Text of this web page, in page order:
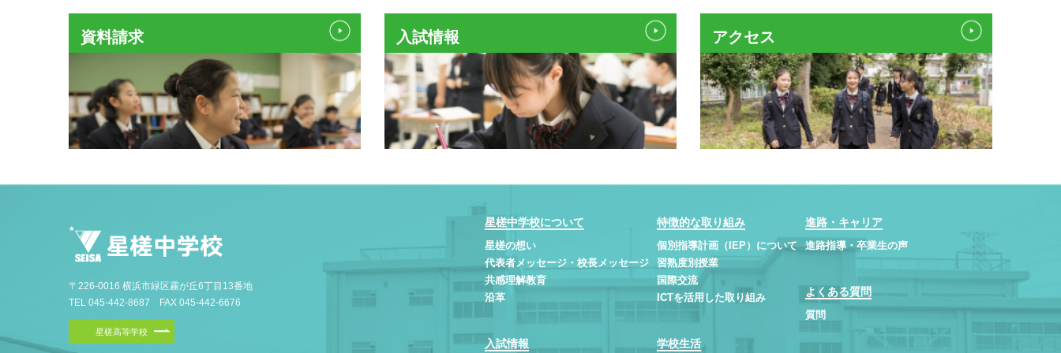
資料請求 入試情報 アクセス
〒226-0016 横浜市緑区霧が丘6丁目13番地
TEL 045-442-8687 FAX 045-442-6676
星槎高等学校
星槎中学校について
星槎の想い
代表者メッセージ・校長メッセージ
共感理解教育
沿革
入試情報
特徴的な取り組み
個別指導計画（IEP）について
習熟度別授業
国際交流
ICTを活用した取り組み
学校生活
進路・キャリア
進路指導・卒業生の声
よくある質問
質問